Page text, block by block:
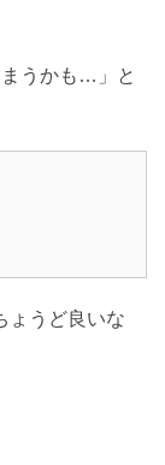
うかも…」と
ょうど良いな